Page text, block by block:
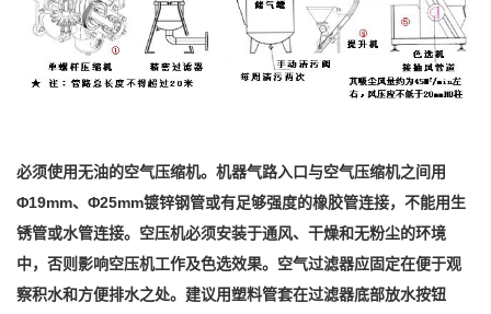
必须使用无油的空气压缩机。机器气路入口与空气压缩机之间用
Φ19mm、Φ25mm镀锌钢管或有足够强度的橡胶管连接，不能用生
锈管或水管连接。空压机必须安装于通风、干燥和无粉尘的环境
中，否则影响空压机工作及色选效果。空气过滤器应固定在便于观
察积水和方便排水之处。建议用塑料管套在过滤器底部放水按钮